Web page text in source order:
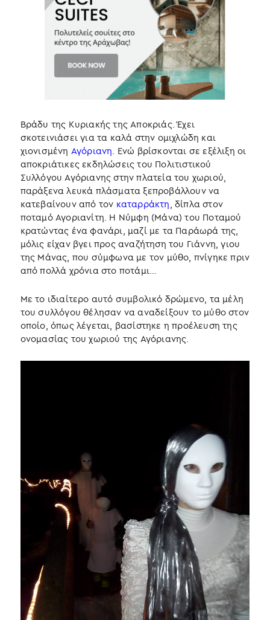
Βράδυ της Κυριακής της Αποκριάς. Έχει
σκοτεινιάσει για τα καλά στην ομιχλώδη και
χιονισμένη Αγόριανη . Ενώ βρίσκονται σε εξέλιξη οι
αποκριάτικες εκδηλώσεις του Πολιτιστικού
Συλλόγου Αγόριανης στην πλατεία του χωριού,
παράξενα λευκά πλάσματα ξεπροβάλλουν να
κατεβαίνουν από τον καταρράκτη , δίπλα στον
ποταμό Αγοριανίτη. Η Νύμφη (Μάνα) του Ποταμού
κρατώντας ένα φανάρι, μαζί με τα Παράωρά της,
μόλις είχαν βγει προς αναζήτηση του Γιάννη, γιου
της Μάνας, που σύμφωνα με τον μύθο, πνίγηκε πριν
από πολλά χρόνια στο ποτάμι…
Με το ιδιαίτερο αυτό συμβολικό δρώμενο, τα μέλη
του συλλόγου θέλησαν να αναδείξουν το μύθο στον
οποίο, όπως λέγεται, βασίστηκε η προέλευση της
ονομασίας του χωριού της Αγόριανης.